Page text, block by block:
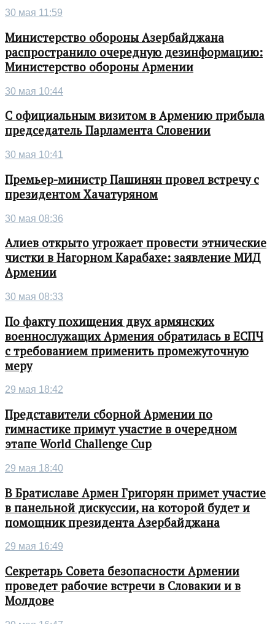
30 мая 11:59
Министерство обороны Азербайджана
распространило очередную дезинформацию:
Министерство обороны Армении
30 мая 10:44
С официальным визитом в Армению прибыла
председатель Парламента Словении
30 мая 10:41
Премьер-министр Пашинян провел встречу с
президентом Хачатуряном
30 мая 08:36
Алиев открыто угрожает провести этнические
чистки в Нагорном Карабахе: заявление МИД
Армении
30 мая 08:33
По факту похищения двух армянских
военнослужащих Армения обратилась в ЕСПЧ
с требованием применить промежуточную
меру
29 мая 18:42
Представители сборной Армении по
гимнастике примут участие в очередном
этапе World Challenge Cup
29 мая 18:40
В Братиславе Армен Григорян примет участие
в панельной дискуссии, на которой будет и
помощник президента Азербайджана
29 мая 16:49
Секретарь Совета безопасности Армении
проведет рабочие встречи в Словакии и в
Молдове